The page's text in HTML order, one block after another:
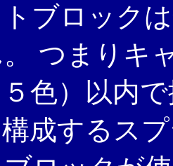
ブロック
つまりキ
色）以内
構成するス